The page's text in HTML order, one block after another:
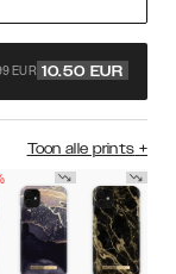
EUR 10.50 EUR
Toon alle prints +